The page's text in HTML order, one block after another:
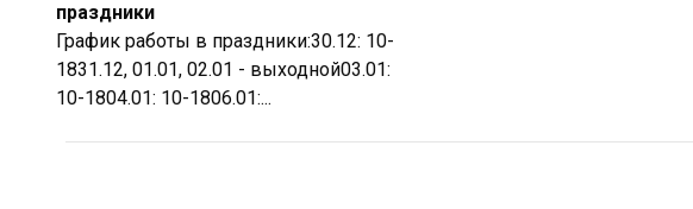
праздники
График работы в праздники:30.12: 10-
1831.12, 01.01, 02.01 - выходной03.01:
10-1804.01: 10-1806.01:...